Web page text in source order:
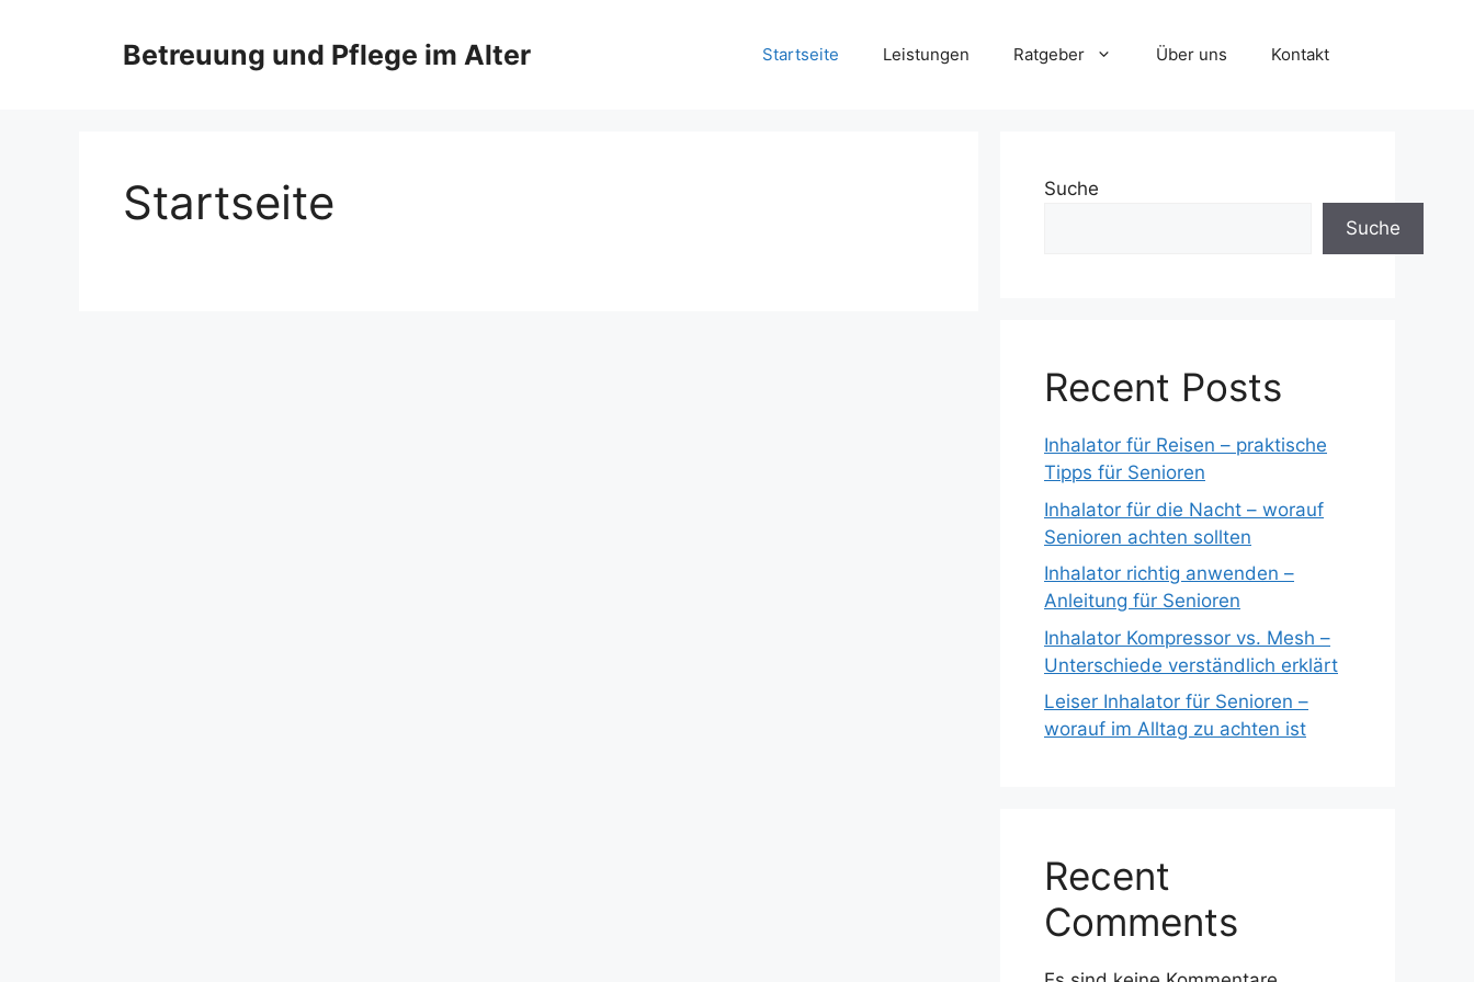
Betreuung und Pflege im Alter Startseite Leistungen Ratgeber Über uns Kontakt
Startseite
Suche
Suche
Recent Posts
Inhalator für Reisen – praktische
Tipps für Senioren
Inhalator für die Nacht – worauf
Senioren achten sollten
Inhalator richtig anwenden –
Anleitung für Senioren
Inhalator Kompressor vs. Mesh –
Unterschiede verständlich erklärt
Leiser Inhalator für Senioren –
worauf im Alltag zu achten ist
Recent
Comments